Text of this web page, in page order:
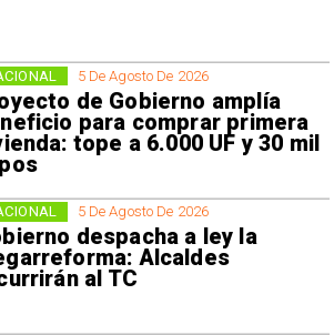
5 De Agosto De 2026
de Gobierno amplía
para comprar primera
tope a 6.000 UF y 30 mil
5 De Agosto De 2026
despacha a ley la
Alcaldes
al TC